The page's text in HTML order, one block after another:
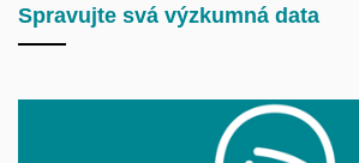
Spravujte svá výzkumná data